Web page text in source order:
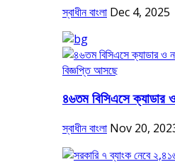
স্বাধীন বাংলা Dec 4, 2025
৪৬তম বিসিএসে ক্যাডার
স্বাধীন বাংলা Nov 20,